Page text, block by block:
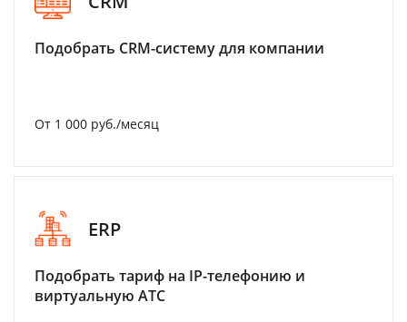
Подобрать CRM-систему для компании
От 1 000 руб./месяц
ERP
Подобрать тариф на IP-телефонию и
виртуальную АТС